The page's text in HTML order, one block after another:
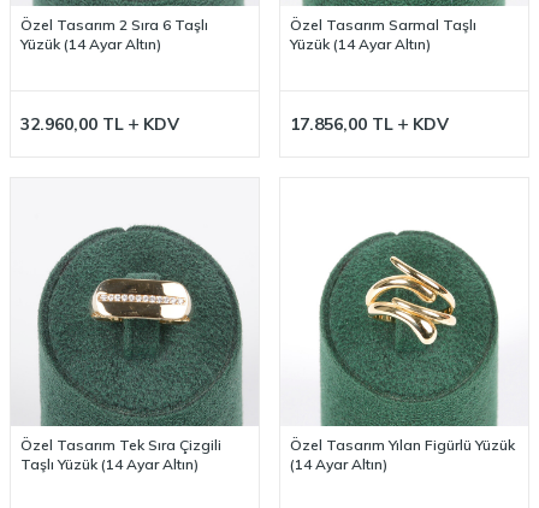
Özel Tasarım 2 Sıra 6 Taşlı
Yüzük (14 Ayar Altın)
32.960,00 TL KDV
Özel Tasarım Sarmal Taşlı
Yüzük (14 Ayar Altın)
17.856,00 TL KDV
Özel Tasarım Tek Sıra Çizgili
Taşlı Yüzük (14 Ayar Altın)
Özel Tasarım Yılan Figürlü Yüzük
(14 Ayar Altın)